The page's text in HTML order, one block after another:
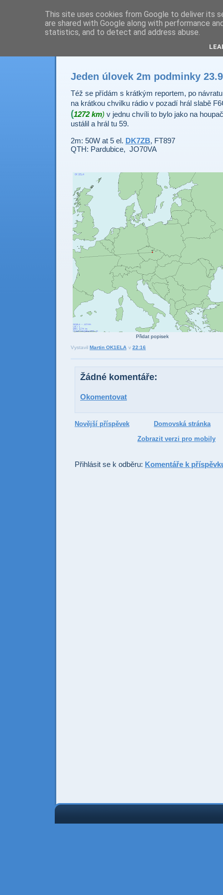
Prdec - Pardubice
Jeden úlovek 2m podminky
Též se přídám s krátkým reportem, po ná
na krátkou chvilku rádio v pozadí hrál slabě
(1272 km) v jednu chvíli to bylo jako na
ustálil a hrál tu 59.
2m: 50W at 5 el. DK7ZB, FT897
QTH: Pardubice, JO70VA
Přidat popisek
Vystavil Martin OK1ELA v 22:16
Žádné komentáře:
Okomentovat
Novější příspěvek
Domovská stránka
Zobrazit verzi pro mobily
Přihlásit se k odběru: Komentáře k
This site uses cookies from Google to deliver its
are shared with Google along with performance
statistics, and to detect and address abuse.